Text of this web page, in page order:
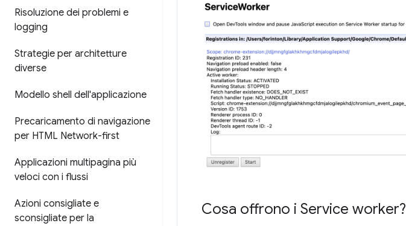
Risoluzione dei problemi e
logging
Strategie per architetture
diverse
Modello shell dell'applicazione
Precaricamento di navigazione
per HTML Network-first
Applicazioni multipagina più
veloci con i flussi
Azioni consigliate e
sconsigliate per la
Cosa offrono i Service worker?